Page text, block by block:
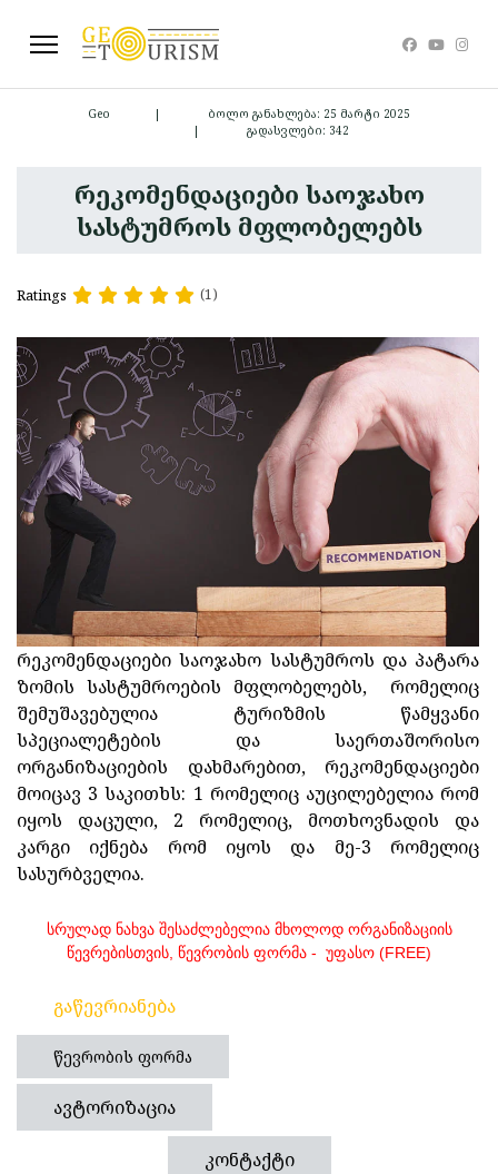
Geo
ბოლო განახლება: 25 მარტი 2025
გადასვლები: 342
რეკომენდაციები საოჯახო
სასტუმროს მფლობელებს
Ratings (1)
რეკომენდაციები საოჯახო სასტუმროს და პატარა
ზომის სასტუმროების მფლობელებს, რომელიც
შემუშავებულია ტურიზმის წამყვანი
სპეციალეტების და საერთაშორისო
ორგანიზაციების დახმარებით, რეკომენდაციები
მოიცავ 3 საკითხს: 1 რომელიც აუცილებელია რომ
იყოს დაცული, 2 რომელიც, მოთხოვნადის და
კარგი იქნება რომ იყოს და მე-3 რომელიც
სასურბველია.
სრულად ნახვა შესაძლებელია მხოლოდ ორგანიზაციის
წევრებისთვის, წევრობის ფორმა - უფასო (FREE)
Გაწევრიანება
Წევრობის Ფორმა
Ავტორიზაცია
Კონტაქტი